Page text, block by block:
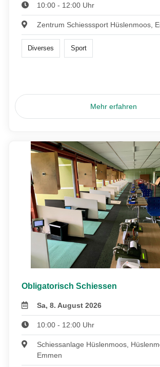
10:00 - 12:00 Uhr
Zentrum Schiesssport Hüslenmoos,
Diverses Sport
Mehr erfahren
Obligatorisch Schiessen
Sa, 8. August 2026
10:00 - 12:00 Uhr
Schiessanlage Hüslenmoos,
Emmen